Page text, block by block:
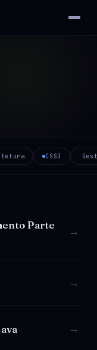
CSS3
Parte
→
→
→